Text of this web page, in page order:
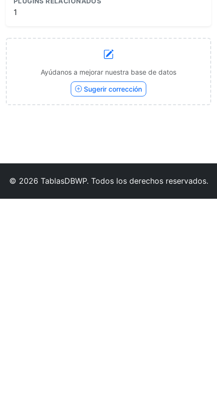
1
Ayúdanos a mejorar nuestra base de datos
Sugerir corrección
© 2026 TablasDBWP. Todos los derechos reservados.